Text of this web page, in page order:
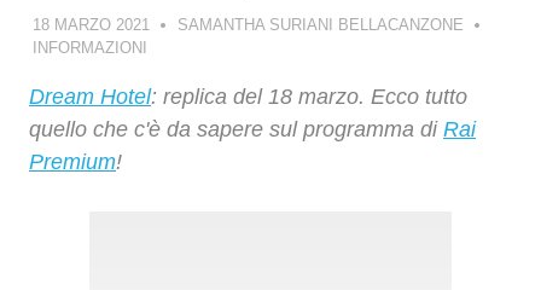
18 MARZO 2021
SAMANTHA SURIANI BELLACANZONE
INFORMAZIONI
Dream Hotel: replica del 18 marzo. Ecco tutto
quello che c'è da sapere sul programma di Rai
Premium!